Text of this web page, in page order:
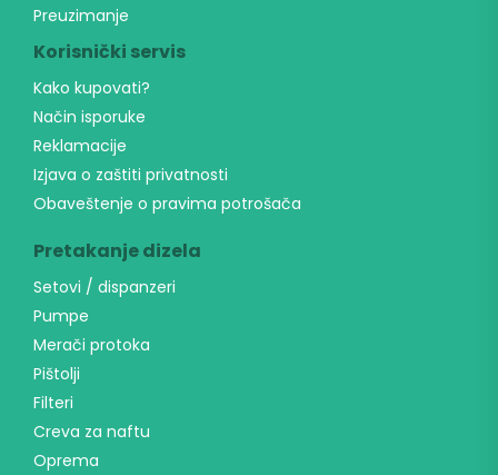
Preuzimanje
Korisnički servis
Kako kupovati?
Način isporuke
Reklamacije
Izjava o zaštiti privatnosti
Obaveštenje o pravima potrošača
Pretakanje dizela
Setovi / dispanzeri
Pumpe
Merači protoka
Pištolji
Filteri
Creva za naftu
Oprema